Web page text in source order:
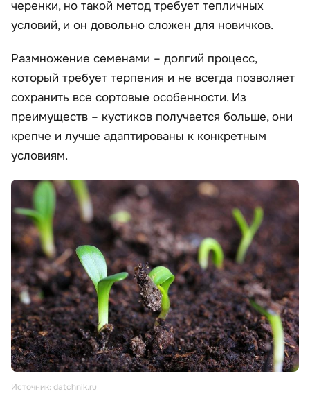
черенки, но такой метод требует тепличных
условий, и он довольно сложен для новичков.
Размножение семенами – долгий процесс,
который требует терпения и не всегда позволяет
сохранить все сортовые особенности. Из
преимуществ – кустиков получается больше, они
крепче и лучше адаптированы к конкретным
условиям.
Источник: datchnik.ru